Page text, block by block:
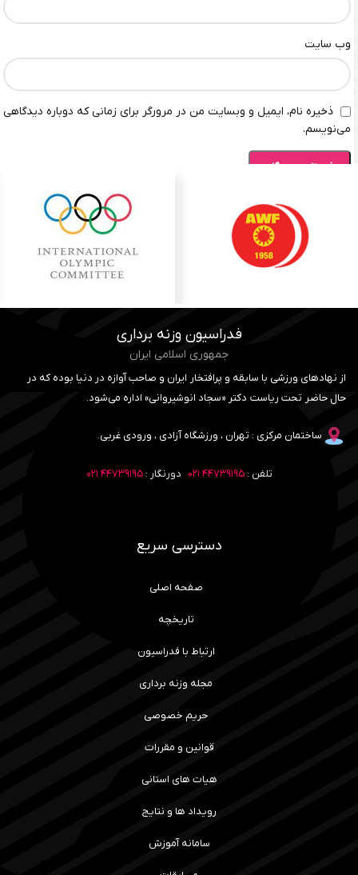
وب‌ سایت
ذخیره نام، ایمیل و وبسایت من در مرورگر برای زمانی که دوباره دیدگاهی
می‌نویسم.
فدراسیون وزنه برداری
جمهوری اسلامی ایران
از نهادهای ورزشی با سابقه و پرافتخار ایران و صاحب آوازه در دنیا بوده که در
حال حاضر تحت ریاست دکتر «سجاد انوشیروانی» اداره می‌شود.
ساختمان مرکزی : تهران ، ورزشگاه آزادی ، ورودی غربی.
تلفن :۴۴۷۳۹۱۹۵ ۰۲۱ دورنگار :۴۴۷۳۹۱۹۵ ۰۲۱
دسترسی سریع
صفحه اصلی
تاریخچه
ارتباط با فدراسیون
مجله وزنه برداری
حریم خصوصی
قوانین و مقررات
هیات های استانی
رویداد ها و نتایج
سامانه آموزش